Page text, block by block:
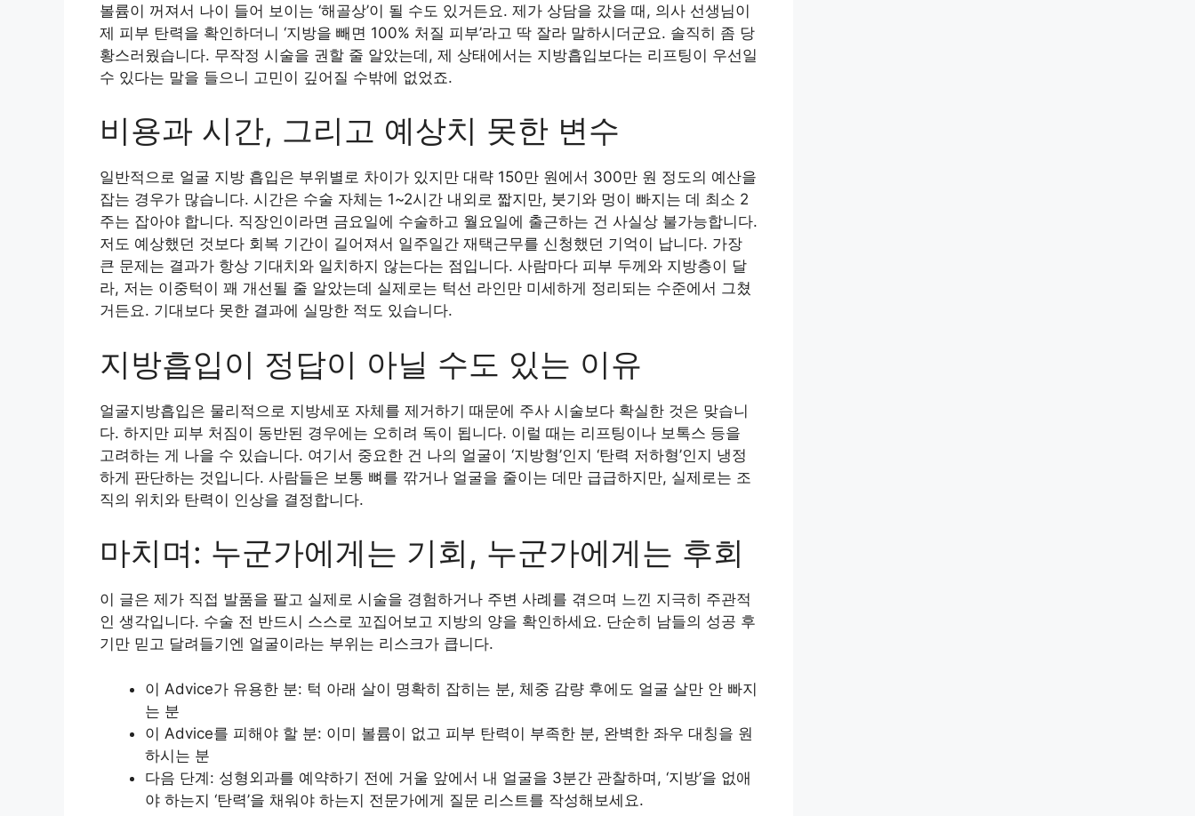
볼륨이 꺼져서 나이 들어 보이는 ‘해골상’이 될 수도 있거든요. 제가 상담을 갔을 때, 의사 선생님이
제 피부 탄력을 확인하더니 ‘지방을 빼면 100% 처질 피부’라고 딱 잘라 말하시더군요. 솔직히 좀 당
황스러웠습니다. 무작정 시술을 권할 줄 알았는데, 제 상태에서는 지방흡입보다는 리프팅이 우선일
수 있다는 말을 들으니 고민이 깊어질 수밖에 없었죠.
비용과 시간, 그리고 예상치 못한 변수
일반적으로 얼굴 지방 흡입은 부위별로 차이가 있지만 대략 150만 원에서 300만 원 정도의 예산을
잡는 경우가 많습니다. 시간은 수술 자체는 1~2시간 내외로 짧지만, 붓기와 멍이 빠지는 데 최소 2
주는 잡아야 합니다. 직장인이라면 금요일에 수술하고 월요일에 출근하는 건 사실상 불가능합니다.
저도 예상했던 것보다 회복 기간이 길어져서 일주일간 재택근무를 신청했던 기억이 납니다. 가장
큰 문제는 결과가 항상 기대치와 일치하지 않는다는 점입니다. 사람마다 피부 두께와 지방층이 달
라, 저는 이중턱이 꽤 개선될 줄 알았는데 실제로는 턱선 라인만 미세하게 정리되는 수준에서 그쳤
거든요. 기대보다 못한 결과에 실망한 적도 있습니다.
지방흡입이 정답이 아닐 수도 있는 이유
얼굴지방흡입은 물리적으로 지방세포 자체를 제거하기 때문에 주사 시술보다 확실한 것은 맞습니
다. 하지만 피부 처짐이 동반된 경우에는 오히려 독이 됩니다. 이럴 때는 리프팅이나 보톡스 등을
고려하는 게 나을 수 있습니다. 여기서 중요한 건 나의 얼굴이 ‘지방형’인지 ‘탄력 저하형’인지 냉정
하게 판단하는 것입니다. 사람들은 보통 뼈를 깎거나 얼굴을 줄이는 데만 급급하지만, 실제로는 조
직의 위치와 탄력이 인상을 결정합니다.
마치며: 누군가에게는 기회, 누군가에게는 후회
이 글은 제가 직접 발품을 팔고 실제로 시술을 경험하거나 주변 사례를 겪으며 느낀 지극히 주관적
인 생각입니다. 수술 전 반드시 스스로 꼬집어보고 지방의 양을 확인하세요. 단순히 남들의 성공 후
기만 믿고 달려들기엔 얼굴이라는 부위는 리스크가 큽니다.
이 Advice가 유용한 분: 턱 아래 살이 명확히 잡히는 분, 체중 감량 후에도 얼굴 살만 안 빠지
는 분
이 Advice를 피해야 할 분: 이미 볼륨이 없고 피부 탄력이 부족한 분, 완벽한 좌우 대칭을 원
하시는 분
다음 단계: 성형외과를 예약하기 전에 거울 앞에서 내 얼굴을 3분간 관찰하며, ‘지방’을 없애
야 하는지 ‘탄력’을 채워야 하는지 전문가에게 질문 리스트를 작성해보세요.